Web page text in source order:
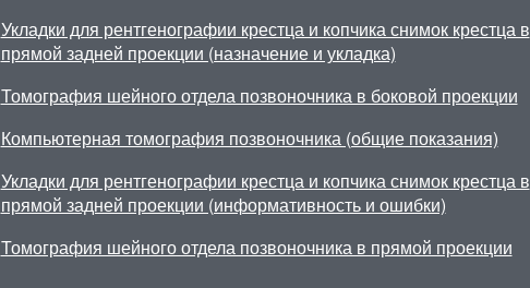
Укладки для рентгенографии крестца и копчика снимок крестца в
прямой задней проекции (назначение и укладка)
Томография шейного отдела позвоночника в боковой проекции
Компьютерная томография позвоночника (общие показания)
Укладки для рентгенографии крестца и копчика снимок крестца в
прямой задней проекции (информативность и ошибки)
Томография шейного отдела позвоночника в прямой проекции